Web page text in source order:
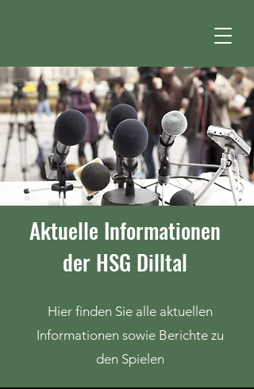
Aktuelle Informationen
der HSG Dilltal
Hier finden Sie alle aktuellen
Informationen sowie Berichte zu
den Spielen